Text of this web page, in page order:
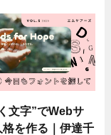
文字”でWebサ
格を作る｜伊達千